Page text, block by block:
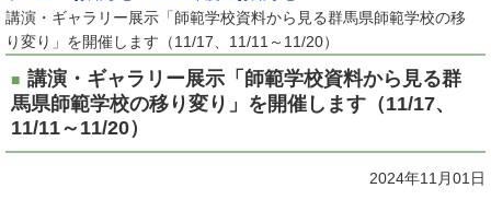
講演・ギャラリー展示「師範学校資料から見る群馬県師範学校の移
り変り」を開催します（11/17、11/11～11/20）
講演・ギャラリー展示「師範学校資料から見る群
馬県師範学校の移り変り」を開催します（11/17、
11/11～11/20）
2024年11月01日